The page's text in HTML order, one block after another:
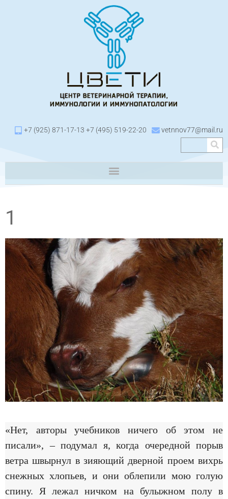
+7 (925) 871-17-13 +7 (495) 519-22-20 vetnnov77@mail.ru
1
«Нет, авторы учебников ничего об этом не
писали», – подумал я, когда очередной порыв
ветра швырнул в зияющий дверной проем вихрь
снежных хлопьев, и они облепили мою голую
спину. Я лежал ничком на булыжном полу в